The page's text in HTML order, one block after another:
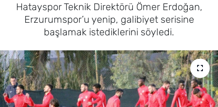
Hatayspor Teknik Direktörü Ömer Erdoğan,
Erzurumspor’u yenip, galibiyet serisine
başlamak istediklerini söyledi.